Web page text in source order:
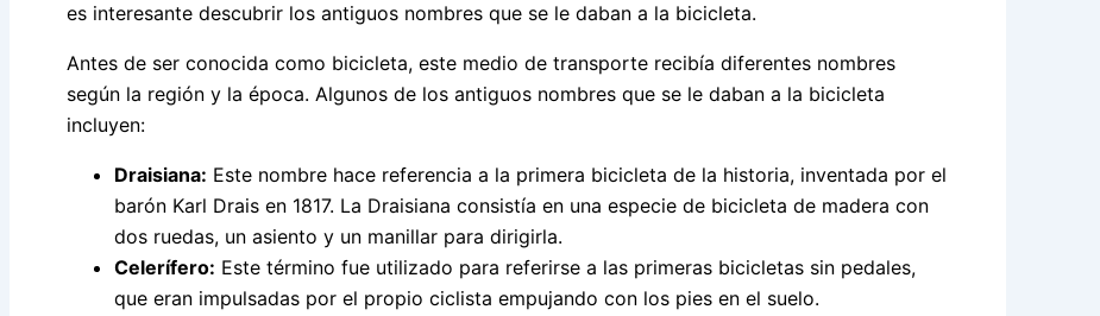
es interesante descubrir los antiguos nombres que se le daban a la bicicleta.
Antes de ser conocida como bicicleta, este medio de transporte recibía diferentes nombres
según la región y la época. Algunos de los antiguos nombres que se le daban a la bicicleta
incluyen:
Draisiana: Este nombre hace referencia a la primera bicicleta de la historia, inventada por el
barón Karl Drais en 1817. La Draisiana consistía en una especie de bicicleta de madera con
dos ruedas, un asiento y un manillar para dirigirla.
Celerífero: Este término fue utilizado para referirse a las primeras bicicletas sin pedales,
que eran impulsadas por el propio ciclista empujando con los pies en el suelo.